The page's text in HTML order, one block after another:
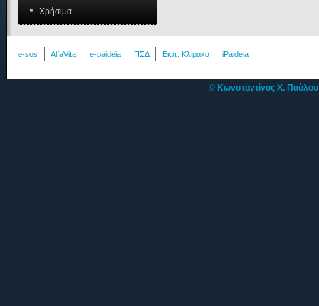
Χρήσιμα...
e-sos AlfaVita e-paideia ΠΣΔ Εκπ. Κλίμακα iPaideia
© Κωνσταντίνος Χ.